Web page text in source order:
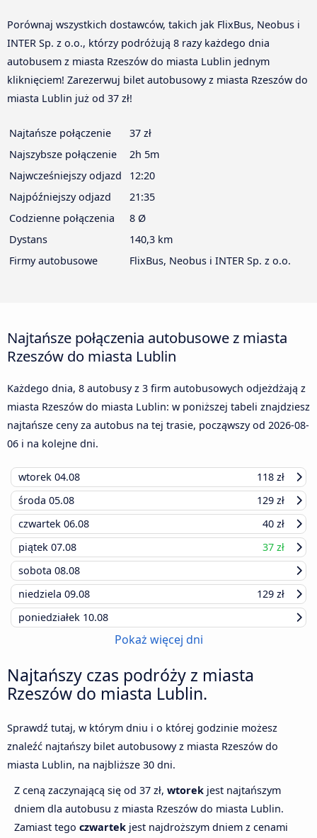
Porównaj wszystkich dostawców, takich jak FlixBus, Neobus i
INTER Sp. z o.o., którzy podróżują 8 razy każdego dnia
autobusem z miasta Rzeszów do miasta Lublin jednym
kliknięciem! Zarezerwuj bilet autobusowy z miasta Rzeszów do
miasta Lublin już od 37 zł!
Najtańsze połączenie
37 zł
Najszybsze połączenie
2h 5m
Najwcześniejszy odjazd
12:20
Najpóźniejszy odjazd
21:35
Codzienne połączenia
8 Ø
Dystans
140,3 km
Firmy autobusowe
FlixBus, Neobus i INTER Sp. z o.o.
Najtańsze połączenia autobusowe z miasta
Rzeszów do miasta Lublin
Każdego dnia, 8 autobusy z 3 firm autobusowych odjeżdżają z
miasta Rzeszów do miasta Lublin: w poniższej tabeli znajdziesz
najtańsze ceny za autobus na tej trasie, począwszy od 2026-08-
06 i na kolejne dni.
wtorek 04.08
118 zł
środa 05.08
129 zł
czwartek 06.08
40 zł
piątek 07.08
37 zł
sobota 08.08
niedziela 09.08
129 zł
poniedziałek 10.08
Pokaż więcej dni
Najtańszy czas podróży z miasta
Rzeszów do miasta Lublin.
Sprawdź tutaj, w którym dniu i o której godzinie możesz
znaleźć najtańszy bilet autobusowy z miasta Rzeszów do
miasta Lublin, na najbliższe 30 dni.
Z ceną zaczynającą się od 37 zł, wtorek jest najtańszym
dniem dla autobusu z miasta Rzeszów do miasta Lublin.
Zamiast tego czwartek jest najdroższym dniem z cenami